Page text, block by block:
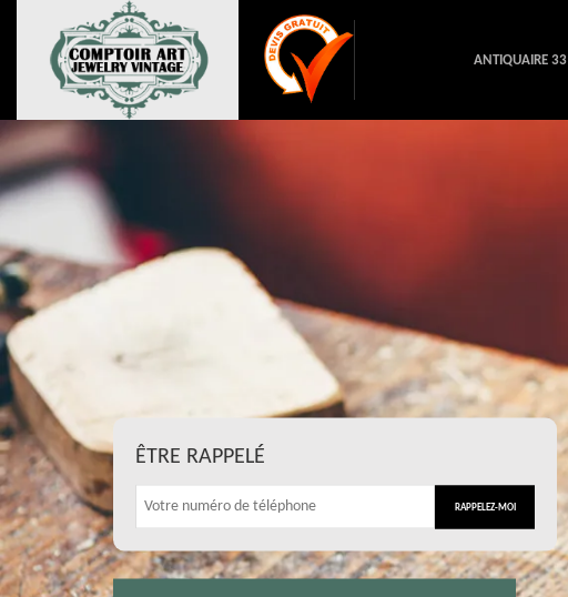
ANTIQUAIRE 33
ÊTRE RAPPELÉ